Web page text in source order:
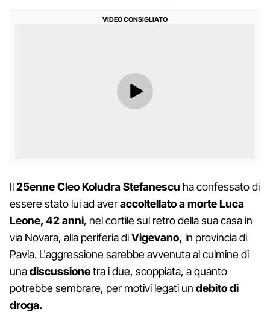
VIDEO CONSIGLIATO
Il25enne Cleo Koludra Stefanescu ha confessato di
essere stato lui ad averaccoltellato a morte Luca
Leone, 42 anni, nel cortile sul retro della sua casa in
via Novara, alla periferia diVigevano, in provincia di
Pavia. L'aggressione sarebbe avvenuta al culmine di
unadiscussionetra i due, scoppiata, a quanto
potrebbe sembrare, per motivi legati un debito di
droga.